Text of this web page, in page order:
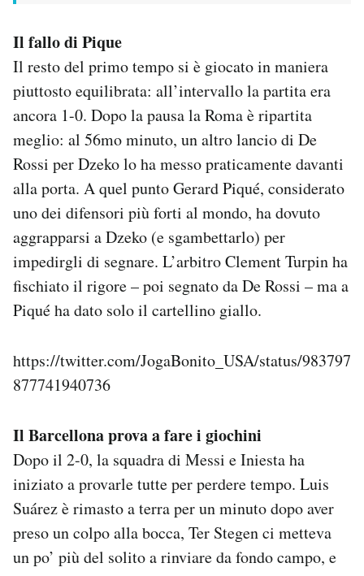
Il fallo di Pique
Il resto del primo tempo si è giocato in maniera
piuttosto equilibrata: all’intervallo la partita era
ancora 1-0. Dopo la pausa la Roma è ripartita
meglio: al 56mo minuto, un altro lancio di De
Rossi per Dzeko lo ha messo praticamente davanti
alla porta. A quel punto Gerard Piqué, considerato
uno dei difensori più forti al mondo, ha dovuto
aggrapparsi a Dzeko (e sgambettarlo) per
impedirgli di segnare. L’arbitro Clement Turpin ha
fischiato il rigore – poi segnato da De Rossi – ma a
Piqué ha dato solo il cartellino giallo.
https://twitter.com/JogaBonito_USA/status/983797
877741940736
Il Barcellona prova a fare i giochini
Dopo il 2-0, la squadra di Messi e Iniesta ha
iniziato a provarle tutte per perdere tempo. Luis
Suárez è rimasto a terra per un minuto dopo aver
preso un colpo alla bocca, Ter Stegen ci metteva
un po’ più del solito a rinviare da fondo campo, e